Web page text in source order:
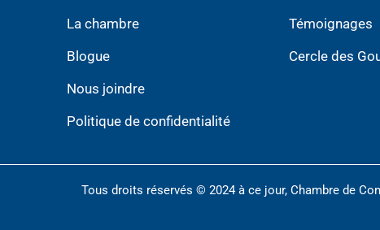
La chambre
Blogue
Nous joindre
Politique de confidentialité
Témoignages
Cercle des
Tous droits réservés © 2024 à ce jour, Chambre de